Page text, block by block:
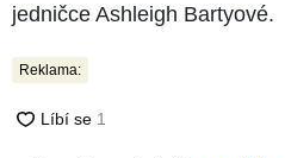
jedničce Ashleigh Bartyové.
Reklama: